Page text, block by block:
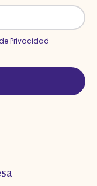
Privacidad